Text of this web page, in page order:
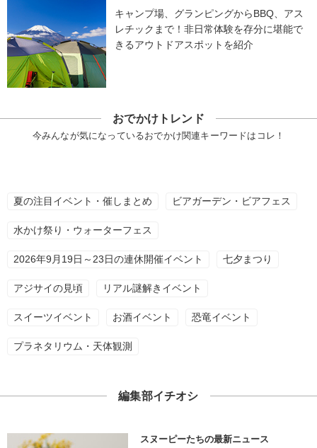
キャンプ場、グランピングからBBQ、アス
レチックまで！非日常体験を存分に堪能で
きるアウトドアスポットを紹介
おでかけトレンド
今みんなが気になっているおでかけ関連キーワードはコレ！
夏の注目イベント・催しまとめ ビアガーデン・ビアフェス
水かけ祭り・ウォーターフェス
2026年9月19日～23日の連休開催イベント 七夕まつり
アジサイの見頃 リアル謎解きイベント
スイーツイベント お酒イベント 恐竜イベント
プラネタリウム・天体観測
編集部イチオシ
スヌーピーたちの最新ニュース